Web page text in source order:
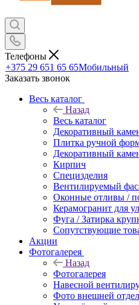
Телефоны
+375 29 651 65 65Мобильный
Заказать звонок
Весь каталог
Назад
Весь каталог
Декоративный
Плитка ручной
Декоративный
Кирпич
Специзделия
Вентилируемый
Оконные отливы /
Керамогранит для
Фуга / Затирка
Сопутствующие
Акции
Фотогалерея
Назад
Фотогалерея
Навесной
Фото внешней